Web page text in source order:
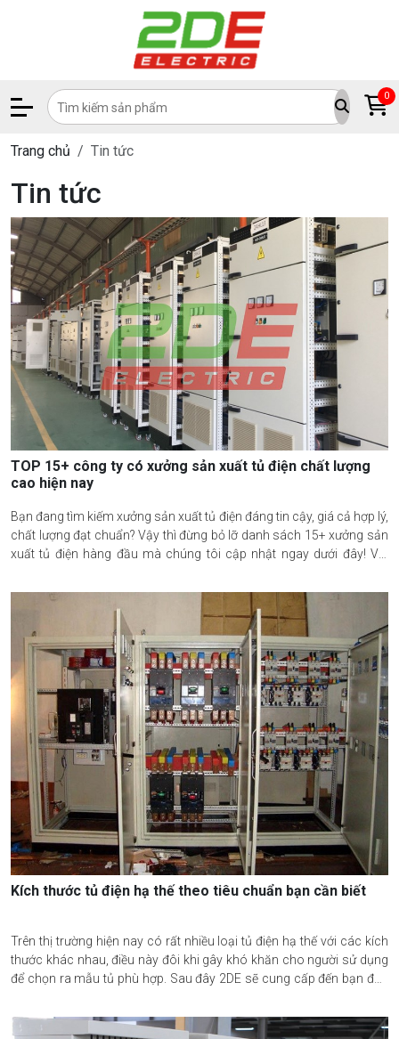
0
Trang chủ Tin tức
Tin tức
TOP 15+ công ty có xưởng sản xuất tủ điện chất lượng
cao hiện nay
Bạn đang tìm kiếm xưởng sản xuất tủ điện đáng tin cậy, giá cả hợp lý,
chất lượng đạt chuẩn? Vậy thì đừng bỏ lỡ danh sách 15+ xưởng sản
xuất tủ điện hàng đầu mà chúng tôi cập nhật ngay dưới đây! Với
đơn vị cam kết mang tới giải pháp tủ điện bền bỉ, an toàn; phục vụ
mọi nhu cầu sử dụng từ dân dụng, công nghiệp cho đến công trình
quy mô lớn. Khám phá ngay!
Kích thước tủ điện hạ thế theo tiêu chuẩn bạn cần biết
Trên thị trường hiện nay có rất nhiều loại tủ điện hạ thế với các kích
thước khác nhau, điều này đôi khi gây khó khăn cho người sử dụng
để chọn ra mẫu tủ phù hợp. Sau đây 2DE sẽ cung cấp đến bạn đọc